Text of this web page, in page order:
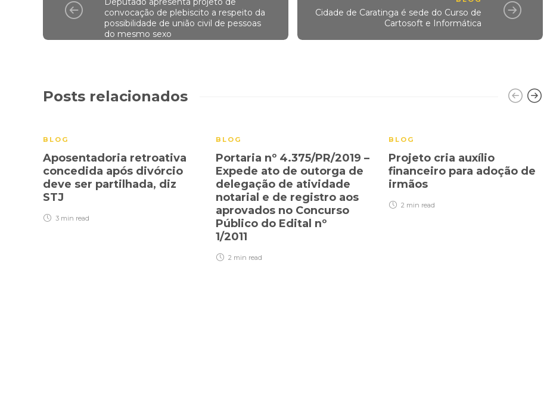
convocação de plebiscito a respeito da
possibilidade de união civil de pessoas
do mesmo sexo
Cidade de Caratinga é sede do Curso de
Cartosoft e Informática
Posts relacionados
BLOG
Aposentadoria retroativa
concedida após divórcio
deve ser partilhada, diz
STJ
3 min read
BLOG
Portaria nº 4.375/PR/2019 –
Expede ato de outorga de
delegação de atividade
notarial e de registro aos
aprovados no Concurso
Público do Edital nº
1/2011
2 min read
BLOG
Projeto cria auxílio
financeiro para adoção de
irmãos
2 min read